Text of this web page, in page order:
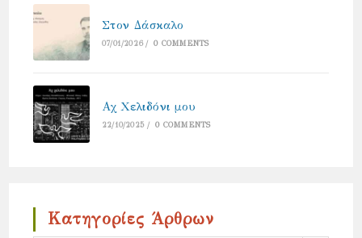
Στον Δάσκαλο
07/01/2026 / 0 COMMENTS
Αχ Χελιδόνι μου
22/10/2025 / 0 COMMENTS
Κατηγορίες Άρθρων